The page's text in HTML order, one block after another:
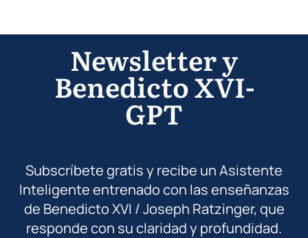
Newsletter y
Benedicto XVI-
GPT
Subscríbete gratis y recibe un Asistente
Inteligente entrenado con las enseñanzas
de Benedicto XVI / Joseph Ratzinger, que
responde con su claridad y profundidad.